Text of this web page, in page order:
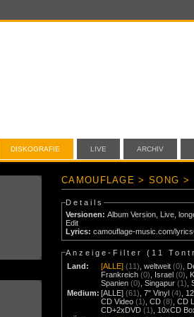
DISKOGRAFIE LIVE ARCHIV
CAMOUFLAGE > SONG >
Details
Versionen: Album Version, Live,
Edit
Lyrics: camouflage-music.com/
Anzeige-Filter ( 11
Land:
[ALLE] (11) ,weltweit (0)
Frankreich (0) Israel (0)
Spanien (0) ,Singapur (1) ,
Medium: [ALLE] (61) ,7" Vinyl (4)
CD Video (1) ,CD (8) ,CD
CD+2xDVD (1)
10xCD